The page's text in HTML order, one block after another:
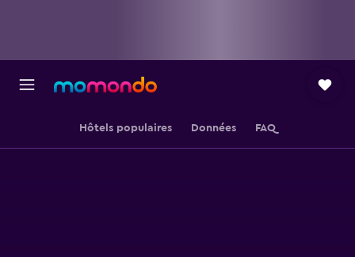
Hôtels populaires Données FAQ